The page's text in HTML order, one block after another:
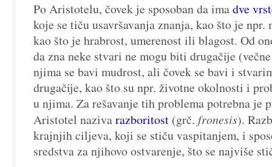
Po Aristotelu, čovek je sposoban da imadve
koje se tiču usavršavanja znanja, kao što je
kao što je hrabrost, umerenost ili blagost. Od
da zna neke stvari ne mogu biti drugačije
njima se bavi mudrost, ali čovek se bavi i
drugačije, kao što su npr. životne okolnosti i
u njima. Za rešavanje tih problema potrebna je
Aristotel nazivarazboritost (grč. fronesis).
krajnjih ciljeva, koji se stiču vaspitanjem, i
sredstva za njihovo ostvarenje, što se najviše